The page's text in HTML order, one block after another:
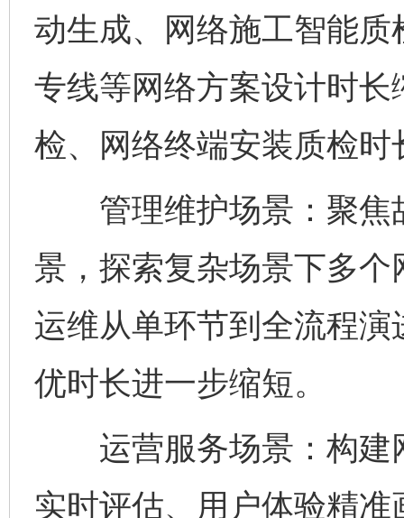
动生成、网络施工智能
专线等网络方案设计时
检、网络终端安装质检
管理维护场景：聚焦
景，探索复杂场景下多
运维从单环节到全流程
优时长进一步缩短。
运营服务场景：构建
实时评估、用户体验精